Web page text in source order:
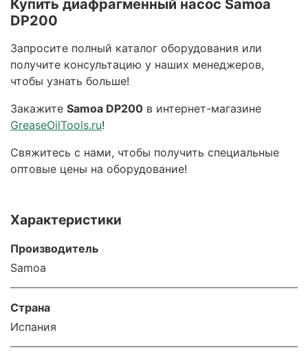
Купить диафрагменный насос Samoa
DP200
Запросите полный каталог оборудования или
получите консультацию у наших менеджеров,
чтобы узнать больше!
Закажите Samoa DP200 в интернет-магазине
GreaseOilTools.ru!
Свяжитесь с нами, чтобы получить специальные
оптовые цены на оборудование!
Характеристики
Производитель
Samoa
Страна
Испания